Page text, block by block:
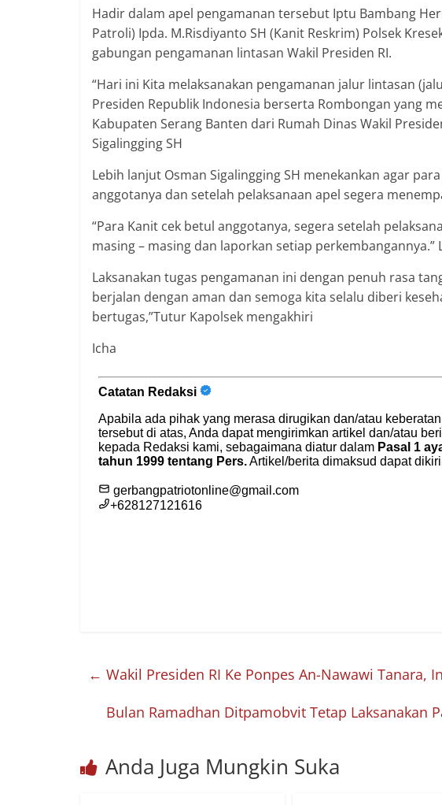
Hadir dalam apel pengamanan tersebut Iptu Bambang
Patroli) Ipda. M.Risdiyanto SH (Kanit Reskrim) Polsek
gabungan pengamanan lintasan Wakil Presiden RI.
“Hari ini Kita melaksanakan pengamanan jalur lintasan
Presiden Republik Indonesia berserta Rombongan yang
Kabupaten Serang Banten dari Rumah Dinas Wakil
Sigalingging SH
Lebih lanjut Osman Sigalingging SH menekankan agar
anggotanya dan setelah pelaksanaan apel segera
“Para Kanit cek betul anggotanya, segera setelah
masing – masing dan laporkan setiap perkembangannya.”
Laksanakan tugas pengamanan ini dengan penuh rasa
berjalan dengan aman dan semoga kita selalu diberi
bertugas,”Tutur Kapolsek mengakhiri
Icha
← Wakil Presiden RI Ke Ponpes An-Nawawi Tanara,
Bulan Ramadhan Ditpamobvit Tetap Laksanakan
Anda Juga Mungkin Suka